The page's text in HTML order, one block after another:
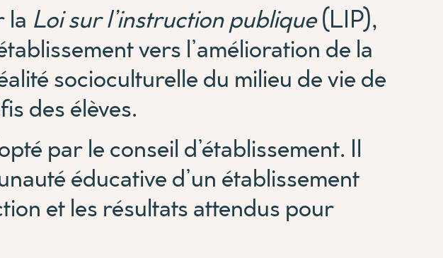
la Loi sur l’instruction publique(LIP),
vers l’amélioration de la
socioculturelle du milieu de vie de
des élèves.
par le conseil d’établissement. Il
éducative d’un établissement
et les résultats attendus pour